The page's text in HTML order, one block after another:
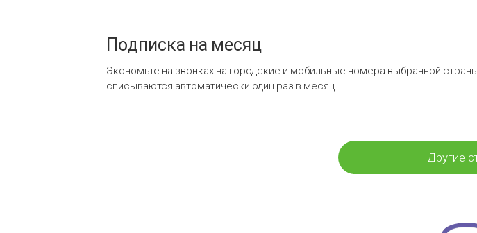
Подписка на месяц
Экономьте на звонках на городские и мобильные номера выбранной
списываются автоматически один раз в месяц
Другие